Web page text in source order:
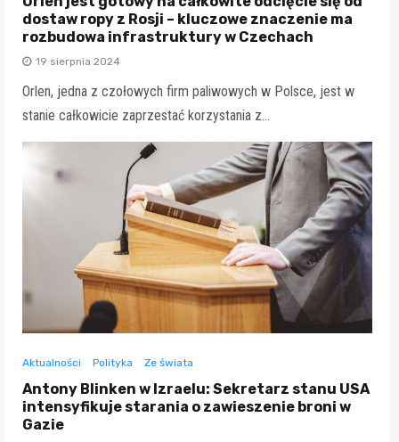
dostaw ropy z Rosji – kluczowe znaczenie ma
rozbudowa infrastruktury w Czechach
19 sierpnia 2024
Orlen, jedna z czołowych firm paliwowych w Polsce, jest w
stanie całkowicie zaprzestać korzystania z…
Aktualności Polityka Ze świata
Antony Blinken w Izraelu: Sekretarz stanu USA
intensyfikuje starania o zawieszenie broni w
Gazie